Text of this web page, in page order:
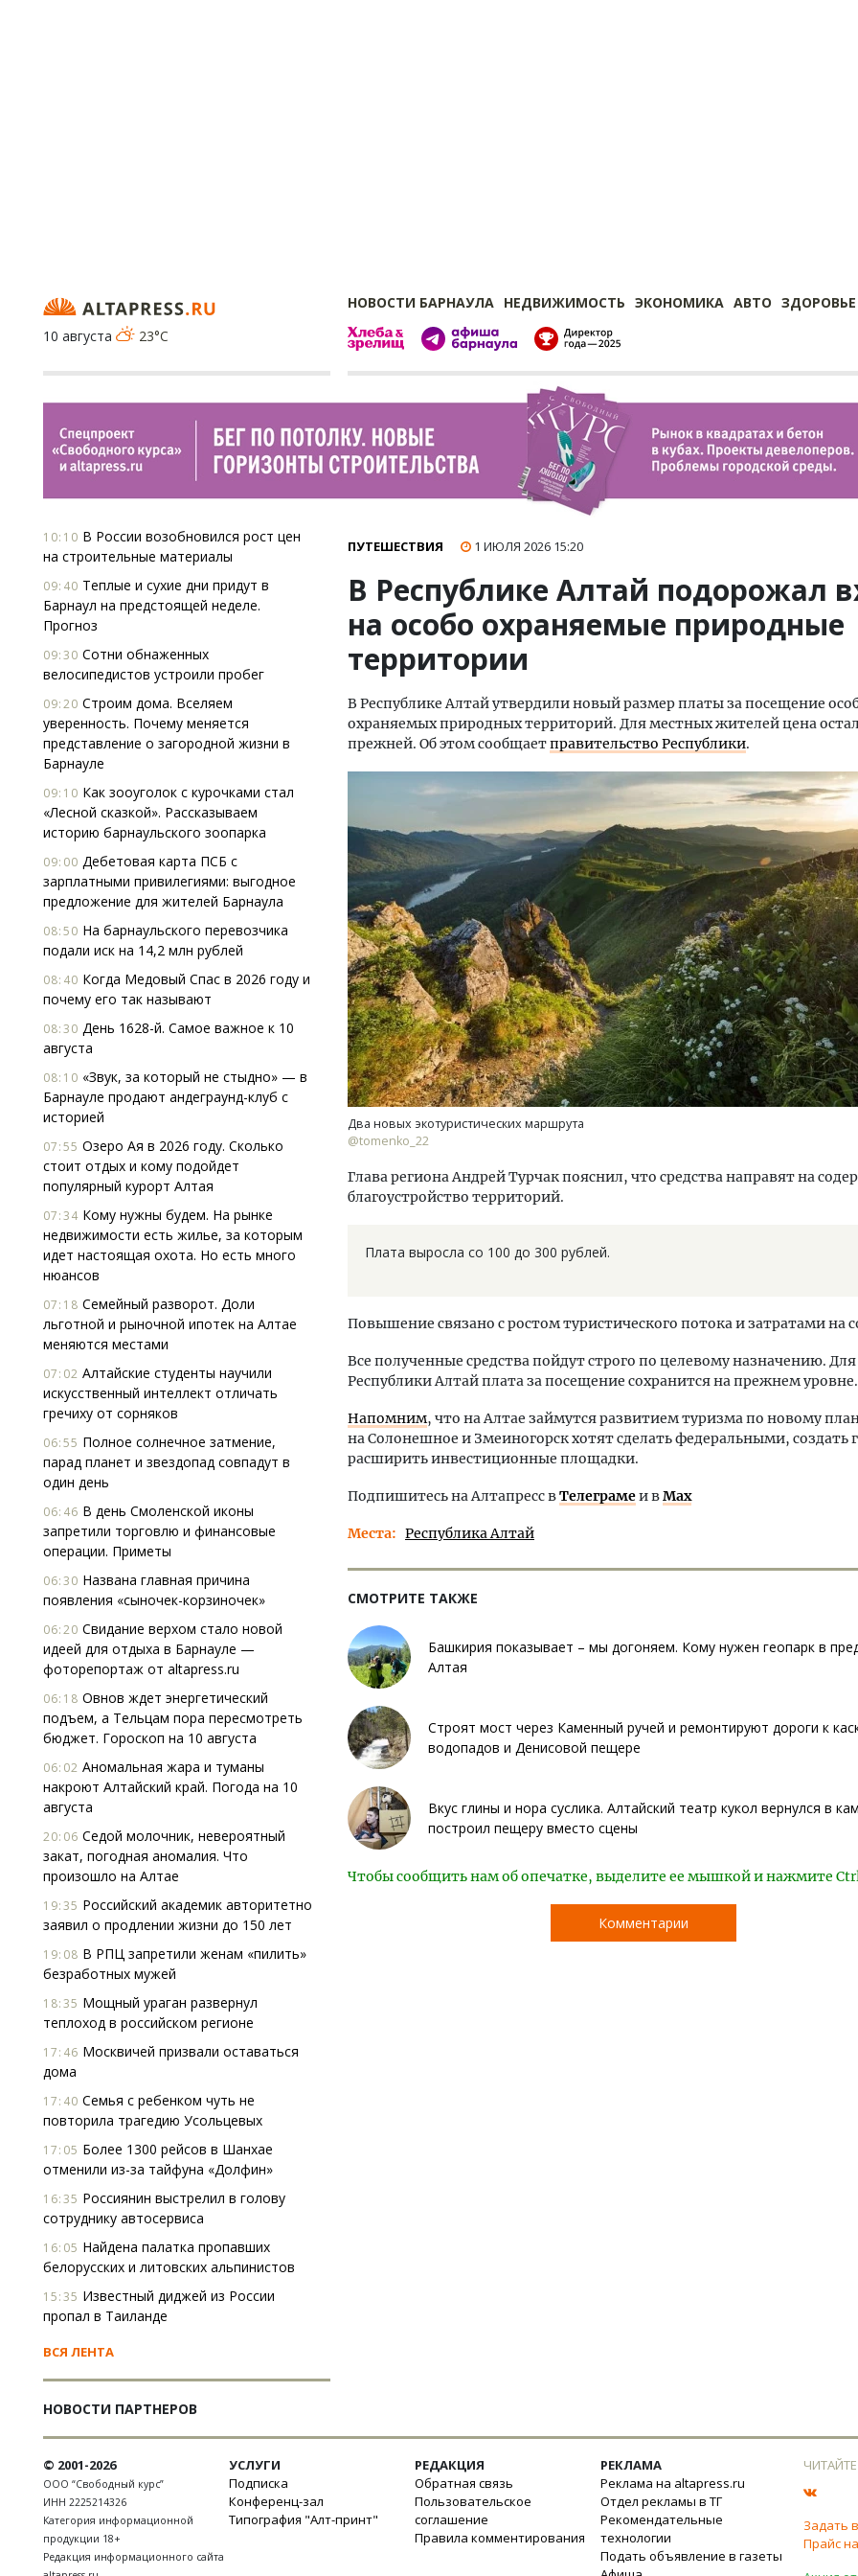
НОВОСТИ БАРНАУЛА НЕДВИЖИМОСТЬ ЭКОНОМИКА АВТО ЗДОРОВЬЕ
10 августа
23°C
10:10 В России возобновился рост цен
на строительные материалы
09:40 Теплые и сухие дни придут в
Барнаул на предстоящей неделе.
Прогноз
09:30 Сотни обнаженных
велосипедистов устроили пробег
09:20 Строим дома. Вселяем
уверенность. Почему меняется
представление о загородной жизни в
Барнауле
09:10 Как зооуголок с курочками стал
«Лесной сказкой». Рассказываем
историю барнаульского зоопарка
09:00 Дебетовая карта ПСБ с
зарплатными привилегиями: выгодное
предложение для жителей Барнаула
08:50 На барнаульского перевозчика
подали иск на 14,2 млн рублей
08:40 Когда Медовый Спас в 2026 году и
почему его так называют
08:30 День 1628-й. Самое важное к 10
августа
08:10 «Звук, за который не стыдно» — в
Барнауле продают андеграунд-клуб с
историей
07:55 Озеро Ая в 2026 году. Сколько
стоит отдых и кому подойдет
популярный курорт Алтая
07:34 Кому нужны будем. На рынке
недвижимости есть жилье, за которым
идет настоящая охота. Но есть много
нюансов
07:18 Семейный разворот. Доли
льготной и рыночной ипотек на Алтае
меняются местами
07:02 Алтайские студенты научили
искусственный интеллект отличать
гречиху от сорняков
06:55 Полное солнечное затмение,
парад планет и звездопад совпадут в
один день
06:46 В день Смоленской иконы
запретили торговлю и финансовые
операции. Приметы
06:30 Названа главная причина
появления «сыночек-корзиночек»
06:20 Свидание верхом стало новой
идеей для отдыха в Барнауле —
фоторепортаж от altapress.ru
06:18 Овнов ждет энергетический
подъем, а Тельцам пора пересмотреть
бюджет. Гороскоп на 10 августа
06:02 Аномальная жара и туманы
накроют Алтайский край. Погода на 10
августа
20:06 Седой молочник, невероятный
закат, погодная аномалия. Что
произошло на Алтае
19:35 Российский академик авторитетно
заявил о продлении жизни до 150 лет
19:08 В РПЦ запретили женам «пилить»
безработных мужей
18:35 Мощный ураган развернул
теплоход в российском регионе
17:46 Москвичей призвали оставаться
дома
17:40 Семья с ребенком чуть не
повторила трагедию Усольцевых
17:05 Более 1300 рейсов в Шанхае
отменили из-за тайфуна «Долфин»
16:35 Россиянин выстрелил в голову
сотруднику автосервиса
16:05 Найдена палатка пропавших
белорусских и литовских альпинистов
15:35 Известный диджей из России
пропал в Таиланде
ВСЯ ЛЕНТА
НОВОСТИ ПАРТНЕРОВ
ПУТЕШЕСТВИЯ 1 ИЮЛЯ 2026 15:20
В Республике Алтай подорожал
на особо охраняемые природные
территории
В Республике Алтай утвердили новый размер платы за посещение
охраняемых природных территорий. Для местных жителей цена
прежней. Об этом сообщаетправительство Республики.
Два новых экотуристических маршрута
@tomenko_22
Глава региона Андрей Турчак пояснил, что средства направят на
благоустройство территорий.
Плата выросла со 100 до 300 рублей.
Повышение связано с ростом туристического потока и затратами на
Все полученные средства пойдут строго по целевому назначению.
Республики Алтай плата за посещение сохранится на прежнем уровне.
Напомним, что на Алтае займутся развитием туризма по новому
на Солонешное и Змеиногорск хотят сделать федеральными, создать
расширить инвестиционные площадки.
Подпишитесь на Алтапресс вТелеграмеи вMax
Места Республика Алтай
СМОТРИТЕ ТАКЖЕ
Башкирия показывает – мы догоняем. Кому нужен геопарк в
Алтая
Строят мост через Каменный ручей и ремонтируют дороги к
водопадов и Денисовой пещере
Вкус глины и нора суслика. Алтайский театр кукол вернулся в
построил пещеру вместо сцены
Чтобы сообщить нам об опечатке, выделите ее мышкой и нажмите
Комментарии
Пролить свет. Как
помогает строи­телям
качество до того, как
СТРОИТЕЛЬСТВО
© 2001-2026
ООО “Свободный курс”
ИНН 2225214326
Категория информационной
продукции 18+
Редакция информационного сайта
УСЛУГИ
Подписка
Конференц-зал
Типография "Алт-принт"
РЕДАКЦИЯ
Обратная связь
Пользовательское
соглашение
Правила комментирования
РЕКЛАМА
Реклама на altapress.ru
Отдел рекламы в ТГ
Рекомендательные
технологии
Подать объявление в газеты
Задать
Прайс